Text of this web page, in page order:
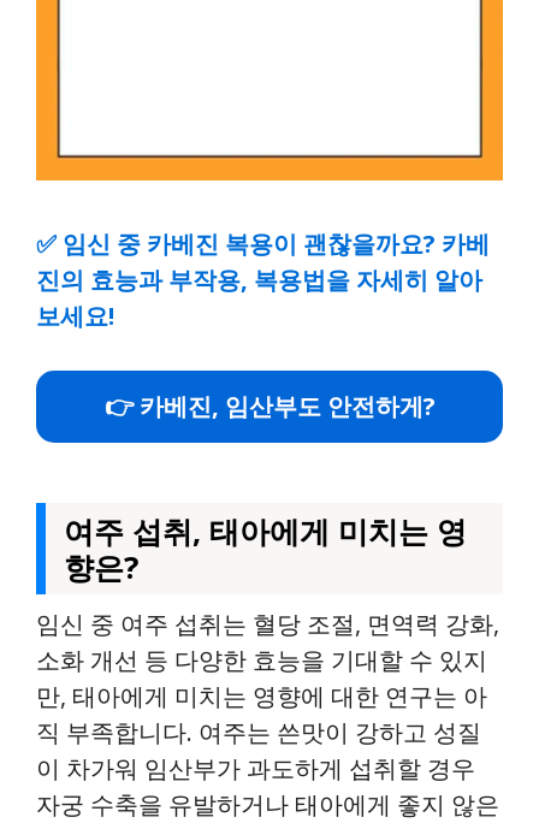
✅ 임신 중 카베진 복용이 괜찮을까요? 카베
진의 효능과 부작용, 복용법을 자세히 알아
보세요!
👉 카베진, 임산부도 안전하게?
여주 섭취, 태아에게 미치는 영
향은?
임신 중 여주 섭취는 혈당 조절, 면역력 강화,
소화 개선 등 다양한 효능을 기대할 수 있지
만, 태아에게 미치는 영향에 대한 연구는 아
직 부족합니다. 여주는 쓴맛이 강하고 성질
이 차가워 임산부가 과도하게 섭취할 경우
자궁 수축을 유발하거나 태아에게 좋지 않은